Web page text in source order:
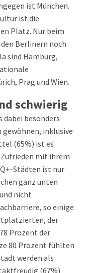
ist München.
ist die
Platz. Nur beim
Berlinern noch
sind Hamburg,
Prag und Wien.
schwierig
dabei besonders
gewöhnen, inklusive
(65%) ist es
mit ihrem
Städten ist nur
ganz unten
nicht
so einige
der
Prozent der
80 Prozent fühlten
werden als
(67%)